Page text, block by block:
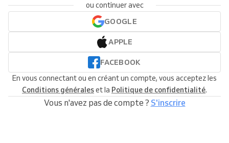
ou continuer avec
GOOGLE
APPLE
FACEBOOK
En vous connectant ou en créant un compte, vous acceptez les
Conditions généraleset la Politique de confidentialité.
Vous n'avez pas de compte ? S'inscrire